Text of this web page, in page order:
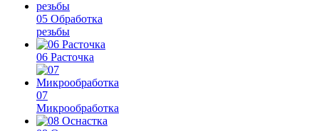
05 Обработка
резьбы
06 Расточка
07
Микрообработка